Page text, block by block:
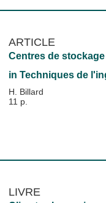
ARTICLE
Centres de
in Techniques de
H. Billard
11 p.
LIVRE